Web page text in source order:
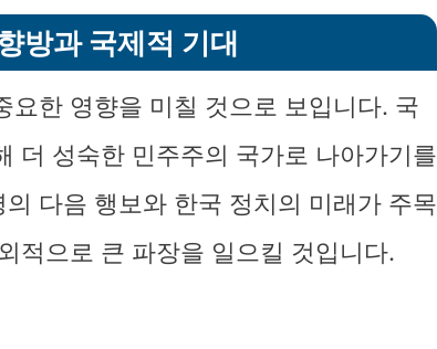
방과 국제적 기대
요한 영향을 미칠 것으로 보입니다. 국
더 성숙한 민주주의 국가로 나아가기를
다음 행보와 한국 정치의 미래가 주목
적으로 큰 파장을 일으킬 것입니다.